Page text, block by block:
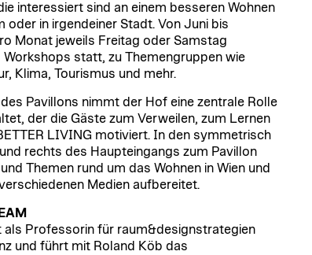
interessiert sind an einem besseren Wohnen
oder in irgendeiner Stadt. Von Juni bis
Monat jeweils Freitag oder Samstag
Workshops statt, zu Themengruppen wie
Klima, Tourismus und mehr.
Pavillons nimmt der Hof eine zentrale Rolle
der die Gäste zum Verweilen, zum Lernen
LIVING motiviert. In den symmetrisch
rechts des Haupteingangs zum Pavillon
Themen rund um das Wohnen in Wien und
Medien aufbereitet.
als Professorin für raum&designstrategien
und führt mit Roland Köb das